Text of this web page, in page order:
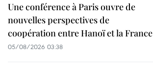
Une conférence à Paris ouvre de
nouvelles perspectives de
coopération entre Hanoï et la France
05/08/2026 03:38